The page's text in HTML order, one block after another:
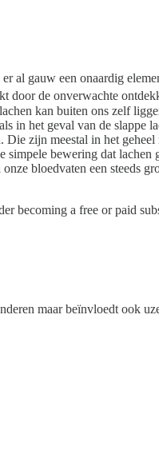
al gauw een onaardig
door de onverwachte
kan buiten ons zelf
in het geval van de slappe
zijn meestal in het
bewering dat
bloedvaten een steeds
becoming a free or paid
maar beïnvloedt ook